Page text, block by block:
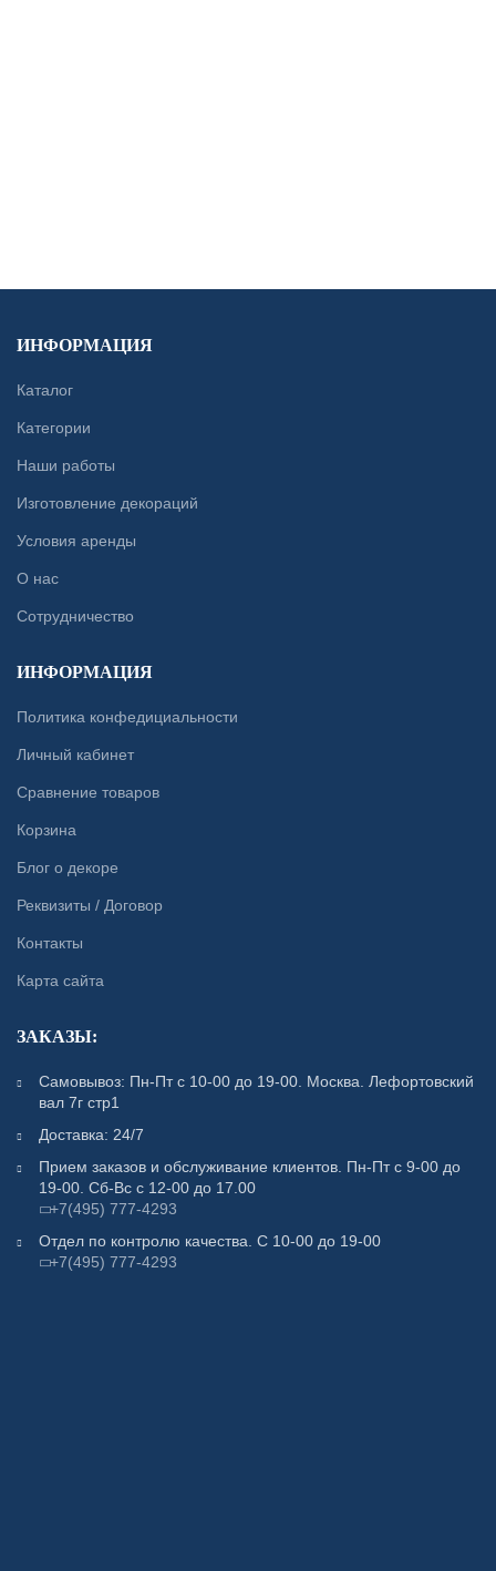
ИНФОРМАЦИЯ
Каталог
Категории
Наши работы
Изготовление декораций
Условия аренды
О нас
Сотрудничество
ИНФОРМАЦИЯ
Политика конфедициальности
Личный кабинет
Сравнение товаров
Корзина
Блог о декоре
Реквизиты / Договор
Контакты
Карта сайта
ЗАКАЗЫ:
Самовывоз: Пн-Пт с 10-00 до 19-00. Москва. Лефортовский
вал 7г стр1
Доставка: 24/7
Прием заказов и обслуживание клиентов. Пн-Пт с 9-00 до
19-00. Сб-Вс с 12-00 до 17.00
+7(495) 777-4293
Отдел по контролю качества. С 10-00 до 19-00
+7(495) 777-4293